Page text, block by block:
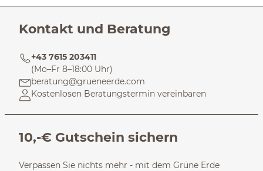
Kontakt und Beratung
+43 7615 203411
(Mo–Fr 8–18:00 Uhr)
beratung@grueneerde.com
Kostenlosen Beratungstermin vereinbaren
10,-€ Gutschein sichern
Verpassen Sie nichts mehr - mit dem Grüne Erde